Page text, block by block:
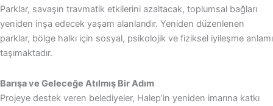
Parklar, savaşın travmatik etkilerini azaltacak, toplumsal bağları
yeniden inşa edecek yaşam alanlarıdır. Yeniden düzenlenen
parklar, bölge halkı için sosyal, psikolojik ve fiziksel iyileşme anlamı
taşımaktadır.
Barışa ve Geleceğe Atılmış Bir Adım
Projeye destek veren belediyeler, Halep’in yeniden imarına katkı